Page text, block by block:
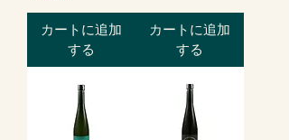
カートに追加
する
カートに追加
する